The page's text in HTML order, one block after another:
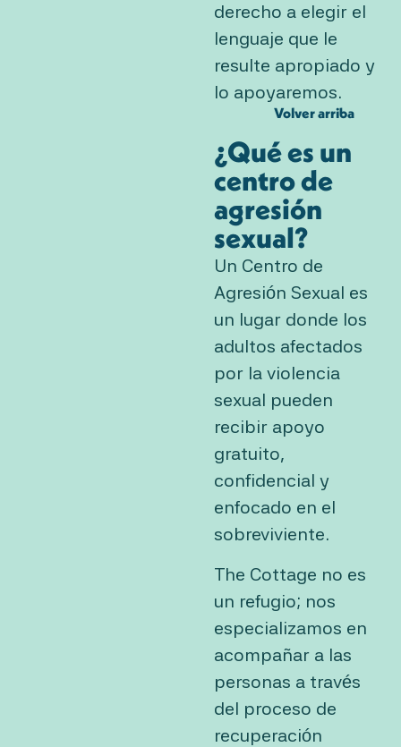
derecho a elegir el
lenguaje que le
resulte apropiado y
lo apoyaremos.
Volver arriba
¿Qué es un
centro de
agresión
sexual?
Un Centro de
Agresión Sexual es
un lugar donde los
adultos afectados
por la violencia
sexual pueden
recibir apoyo
gratuito,
confidencial y
enfocado en el
sobreviviente.
The Cottage no es
un refugio; nos
especializamos en
acompañar a las
personas a través
del proceso de
recuperación